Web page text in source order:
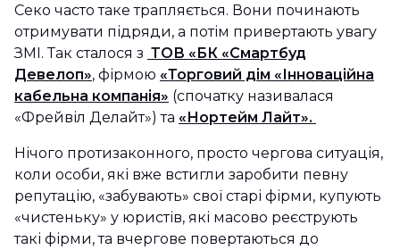
Секо часто таке трапляється. Вони починають
отримувати підряди, а потім привертають увагу
ЗМІ. Так сталося з ТОВ «БК «Смартбуд
Девелоп», фірмою «Торговий дім «Інноваційна
кабельна компанія» (спочатку називалася
«Фрейвіл Делайт») та «Нортейм Лайт».
Нічого протизаконного, просто чергова ситуація,
коли особи, які вже встигли заробити певну
репутацію, «забувають» свої старі фірми, купують
«чистеньку» у юристів, які масово реєструють
такі фірми, та вчергове повертаються до